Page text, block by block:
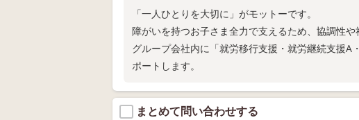
「一人ひとりを大切に」がモットーです。
障がいを持つお子さま全力で支えるため、協調性
グループ会社内に「就労移行支援・就労継続支援
ポートします。
まとめて問い合わせする